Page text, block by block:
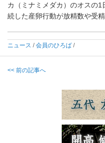
カ（ミナミメダカ）のオスの
続した産卵行動が放精数や受
ニュース /会員のひろば /
<< 前の記事へ